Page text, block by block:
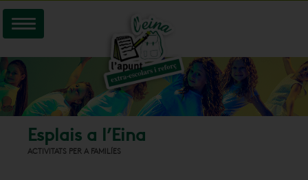
Esplais a l’Eina
ACTIVITATS PER A FAMILÍES